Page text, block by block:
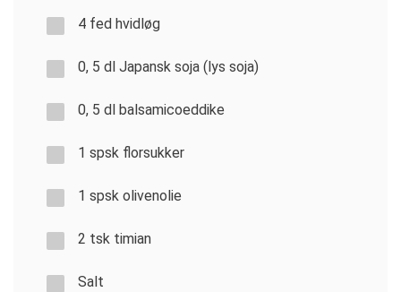
4 fed hvidløg
0, 5 dl Japansk soja (lys soja)
0, 5 dl balsamicoeddike
1 spsk florsukker
1 spsk olivenolie
2 tsk timian
Salt